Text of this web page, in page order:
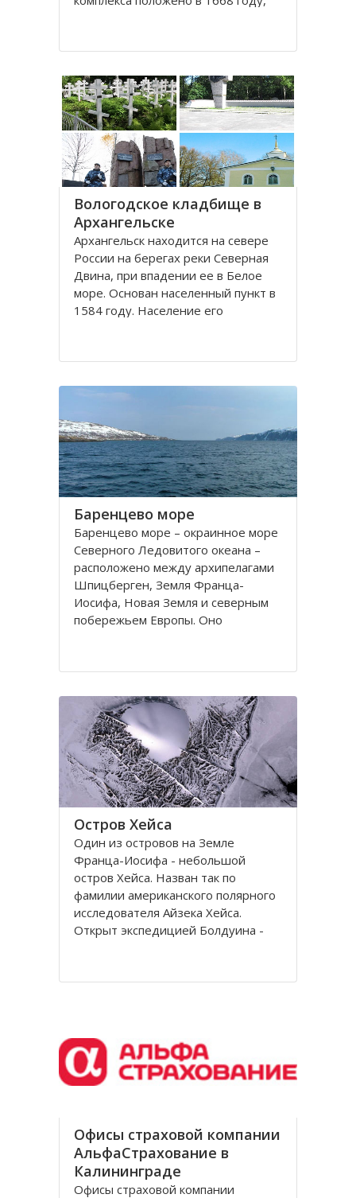
себе две функции: торговую и
Архангельск на тот момент являлся
крупным
Вологодское кладбище в
Архангельске
Архангельск находится на севере
России на берегах реки Северная
Двина, при впадении ее в Белое
море. Основан населенный пункт в
1584 году. Население его
порт. На территории города, в
расположено Вологодское
Баренцево море
Баренцево море – окраинное море
Северного Ледовитого океана –
расположено между архипелагами
Шпицберген, Земля Франца-
Иосифа, Новая Земля и северным
побережьем Европы. Оно
поверхности составляет 1424
Вмещает 282
Остров Хейса
Один из островов на Земле
Франца-Иосифа - небольшой
остров Хейса. Назван так по
фамилии американского полярного
исследователя Айзека Хейса.
Открыт экспедицией Болдуина -
широты, в самых суровых условиях
Офисы страховой компании
АльфаСтрахование в
Калининграде
Офисы страховой компании